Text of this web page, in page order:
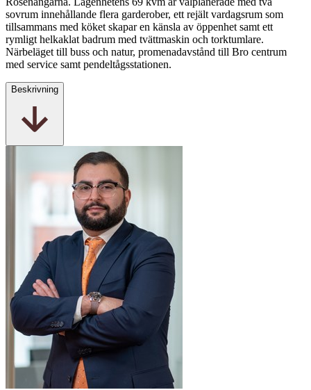
sovrum innehållande flera garderober, ett rejält vardagsrum som
tillsammans med köket skapar en känsla av öppenhet samt ett
rymligt helkaklat badrum med tvättmaskin och torktumlare.
Närbeläget till buss och natur, promenadavstånd till Bro centrum
med service samt pendeltågsstationen.
Beskrivning